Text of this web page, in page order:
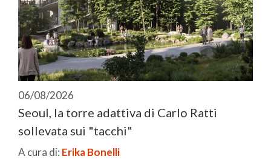
06/08/2026
Seoul, la torre adattiva di Carlo Ratti
sollevata sui "tacchi"
A cura di: Erika Bonelli